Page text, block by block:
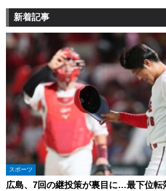
新着記事
スポーツ
広島、7回の継投策が裏目に…最下位